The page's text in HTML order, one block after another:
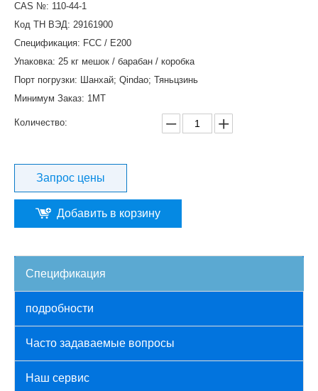
CAS №: 110-44-1
Код ТН ВЭД: 29161900
Спецификация: FCC / E200
Упаковка: 25 кг мешок / барабан / коробка
Порт погрузки: Шанхай; Qindao; Тяньцзинь
Минимум Заказ: 1MT
Количество:
Запрос цены
Добавить в корзину
Спецификация
подробности
Часто задаваемые вопросы
Наш сервис